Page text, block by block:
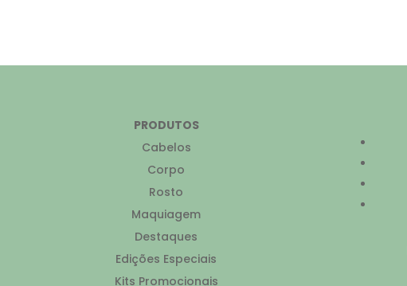
PRODUTOS
Cabelos
Corpo
Rosto
Maquiagem
Destaques
Edições Especiais
Kits Promocionais